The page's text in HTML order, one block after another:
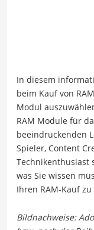
In diesem
beim Kauf von
Modul
RAM Module für
beeindruckenden
Spieler, Content
Technikenthusiast
was Sie wissen
Ihren RAM-Kauf